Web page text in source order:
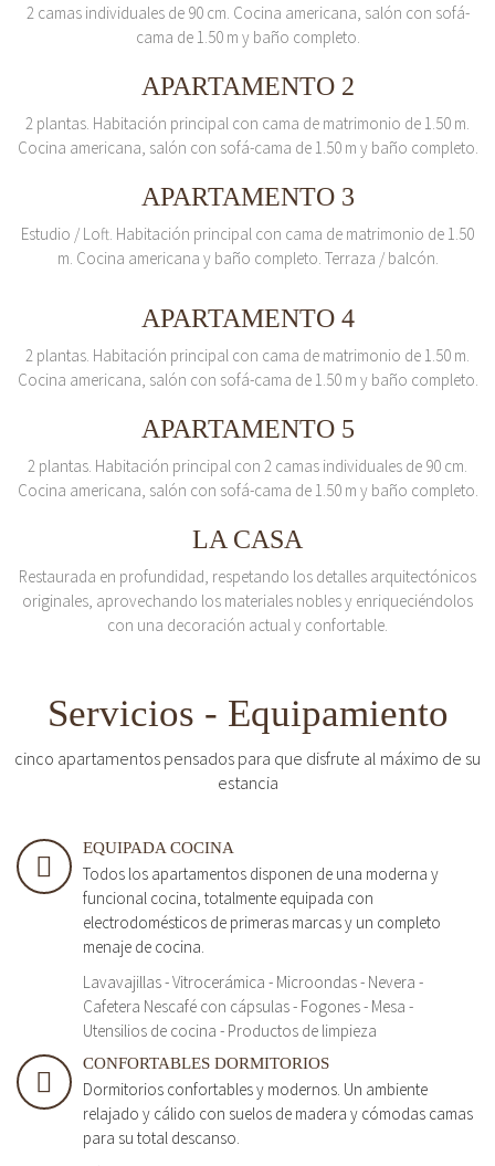
2 camas individuales de 90 cm. Cocina americana, salón con sofá-
cama de 1.50 m y baño completo.
APARTAMENTO 2
2 plantas. Habitación principal con cama de matrimonio de 1.50 m.
Cocina americana, salón con sofá-cama de 1.50 m y baño completo.
APARTAMENTO 3
Estudio / Loft. Habitación principal con cama de matrimonio de 1.50
m. Cocina americana y baño completo. Terraza / balcón.
APARTAMENTO 4
2 plantas. Habitación principal con cama de matrimonio de 1.50 m.
Cocina americana, salón con sofá-cama de 1.50 m y baño completo.
APARTAMENTO 5
2 plantas. Habitación principal con 2 camas individuales de 90 cm.
Cocina americana, salón con sofá-cama de 1.50 m y baño completo.
LA CASA
Restaurada en profundidad, respetando los detalles arquitectónicos
originales, aprovechando los materiales nobles y enriqueciéndolos
con una decoración actual y confortable.
Servicios - Equipamiento
cinco apartamentos pensados para que disfrute al máximo de su
estancia
EQUIPADA COCINA
Todos los apartamentos disponen de una moderna y
funcional cocina, totalmente equipada con
electrodomésticos de primeras marcas y un completo
menaje de cocina.
Lavavajillas - Vitrocerámica - Microondas - Nevera -
Cafetera Nescafé con cápsulas - Fogones - Mesa -
Utensilios de cocina - Productos de limpieza
CONFORTABLES DORMITORIOS
Dormitorios confortables y modernos. Un ambiente
relajado y cálido con suelos de madera y cómodas camas
para su total descanso.